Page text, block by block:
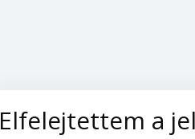
Elfelejtettem a